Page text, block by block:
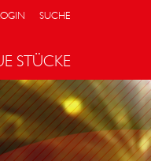
SUCHE
STÜCKE
I
C
H